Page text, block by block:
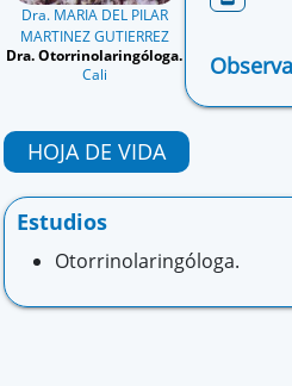
Dra. MARIA DEL PILAR
MARTINEZ GUTIERREZ
Dra. Otorrinolaringóloga.
Cali
HOJA DE VIDA
Estudios
Otorrinolaringóloga.